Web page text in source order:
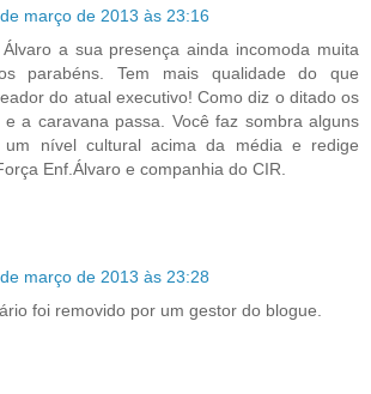
março de 2013 às 23:16
a sua presença ainda incomoda muita
parabéns. Tem mais qualidade do que
do atual executivo! Como diz o ditado os
e a caravana passa. Você faz sombra alguns
um nível cultural acima da média e redige
Enf.Álvaro e companhia do CIR.
março de 2013 às 23:28
foi removido por um gestor do blogue.